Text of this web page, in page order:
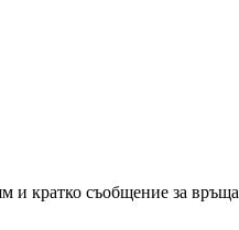
и кратко съобщение за